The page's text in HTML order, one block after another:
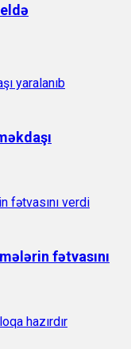
fətvasını